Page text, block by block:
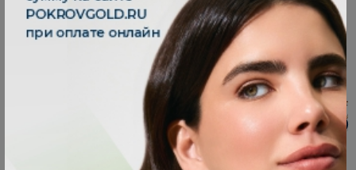
Браслет золотой 585 эксклюзивное плетение Фараон 6 мм 0760046-
10246
БРАСЛЕТ ЗОЛОТОЙ 585 ЭКСКЛЮЗИВНОЕ
ПЛЕТЕНИЕ ФАРАОН 6 ММ 0760046-10246
Телеграм Макс